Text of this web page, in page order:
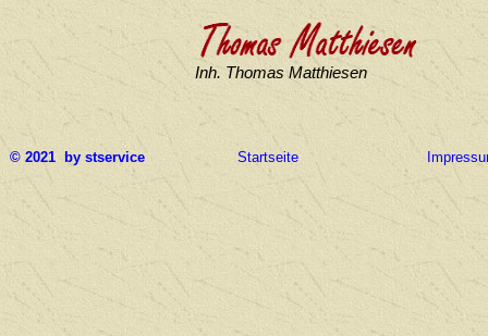
Inh. Thomas Matthiesen
© 2021 by stservice Startseite